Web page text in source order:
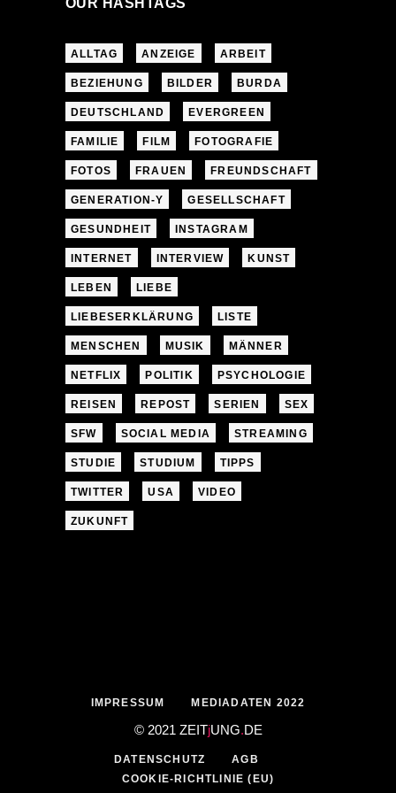
OUR HASHTAGS
ALLTAG ANZEIGE ARBEIT
BEZIEHUNG BILDER BURDA
DEUTSCHLAND EVERGREEN
FAMILIE FILM FOTOGRAFIE
FOTOS FRAUEN FREUNDSCHAFT
GENERATION-Y GESELLSCHAFT
GESUNDHEIT INSTAGRAM
INTERNET INTERVIEW KUNST
LEBEN LIEBE
LIEBESERKLÄRUNG LISTE
MENSCHEN MUSIK MÄNNER
NETFLIX POLITIK PSYCHOLOGIE
REISEN REPOST SERIEN SEX
SFW SOCIAL MEDIA STREAMING
STUDIE STUDIUM TIPPS
TWITTER USA VIDEO
ZUKUNFT
IMPRESSUM MEDIADATEN 2022
© 2021 ZEITjUNG.DE
DATENSCHUTZ
AGB
COOKIE-RICHTLINIE (EU)